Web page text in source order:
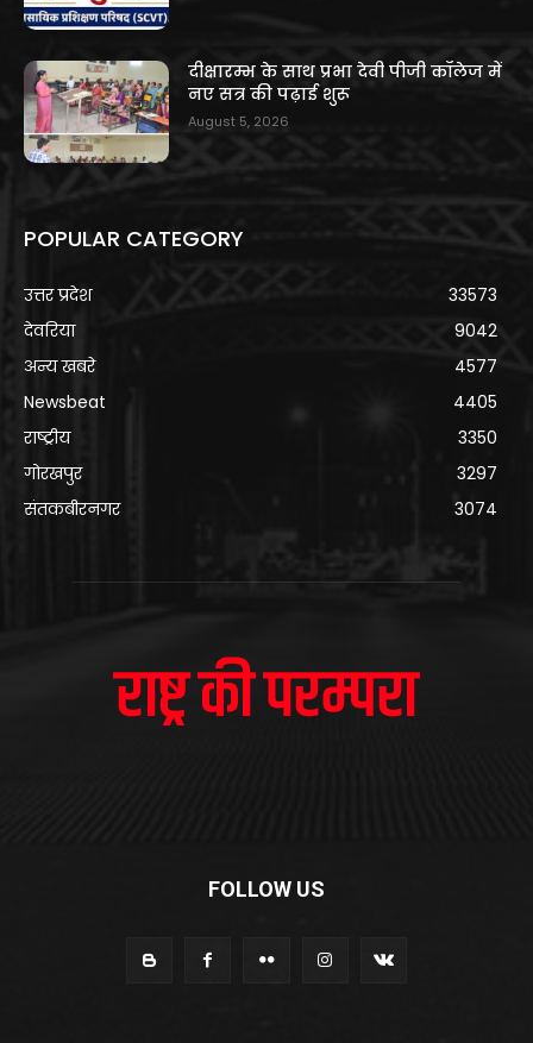
दीक्षारम्भ के साथ प्रभा देवी पीजी कॉलेज में
नए सत्र की पढ़ाई शुरू
August 5, 2026
POPULAR CATEGORY
उत्तर प्रदेश
33573
देवरिया
9042
अन्य खबरे
4577
Newsbeat
4405
राष्ट्रीय
3350
गोरखपुर
3297
संतकबीरनगर
3074
FOLLOW US